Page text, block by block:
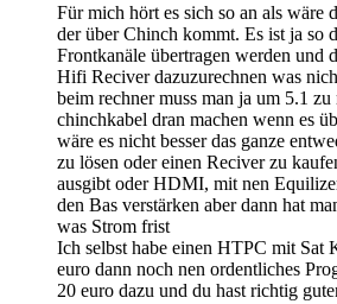
Für mich hört es sich so an als wäre
der über Chinch kommt. Es ist ja so
Frontkanäle übertragen werden und
Hifi Reciver dazuzurechnen was
beim rechner muss man ja um 5.1 zu
chinchkabel dran machen wenn es
wäre es nicht besser das ganze
zu lösen oder einen Reciver zu
ausgibt oder HDMI, mit nen
den Bas verstärken aber dann hat
was Strom frist
Ich selbst habe einen HTPC mit Sat
euro dann noch nen ordentliches
20 euro dazu und du hast richtig